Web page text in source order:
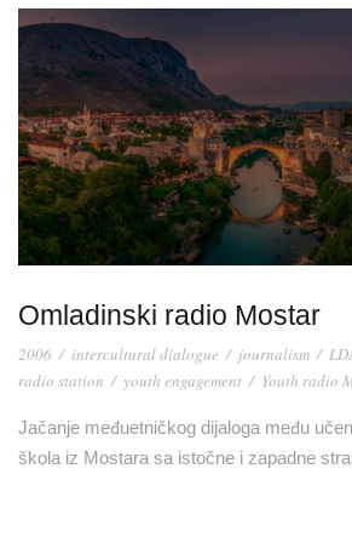
Omladinski radio Mostar
2006 / intercultural dialogue / journalism /
radio station / youth engagement / Youth radio
Jačanje međuetničkog dijaloga među
škola iz Mostara sa istočne i zapadne